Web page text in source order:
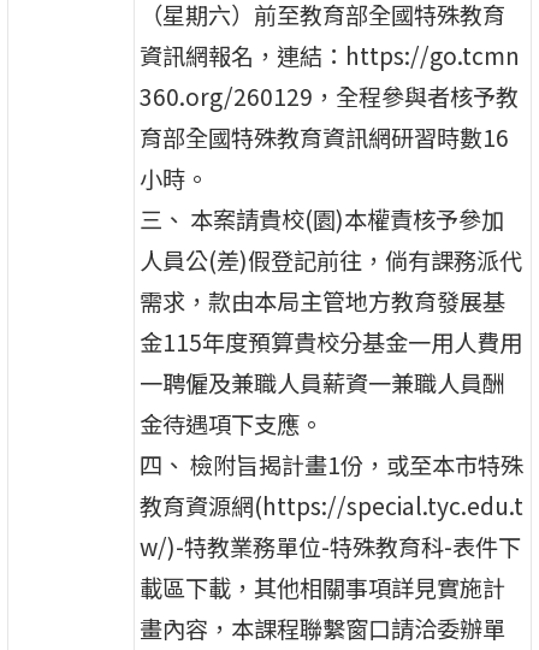
（星期六）前至教育部全國特殊教育
資訊網報名，連結：https://go.tcmn
360.org/260129，全程參與者核予教
育部全國特殊教育資訊網研習時數16
小時。
三、 本案請貴校(園)本權責核予參加
人員公(差)假登記前往，倘有課務派代
需求，款由本局主管地方教育發展基
金115年度預算貴校分基金一用人費用
一聘僱及兼職人員薪資一兼職人員酬
金待遇項下支應。
四、 檢附旨揭計畫1份，或至本市特殊
教育資源網(https://special.tyc.edu.t
w/)-特教業務單位-特殊教育科-表件下
載區下載，其他相關事項詳見實施計
畫內容，本課程聯繫窗口請洽委辦單